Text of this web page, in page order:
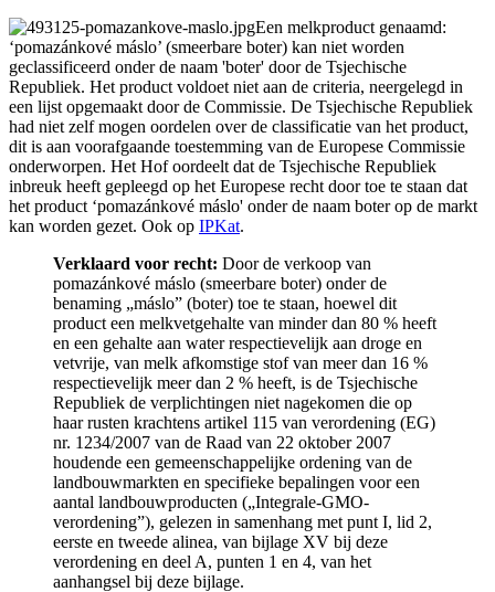
Een melkproduct genaamd:
‘pomazánkové máslo’ (smeerbare boter) kan niet worden
geclassificeerd onder de naam 'boter' door de Tsjechische
Republiek. Het product voldoet niet aan de criteria, neergelegd in
een lijst opgemaakt door de Commissie. De Tsjechische Republiek
had niet zelf mogen oordelen over de classificatie van het product,
dit is aan voorafgaande toestemming van de Europese Commissie
onderworpen. Het Hof oordeelt dat de Tsjechische Republiek
inbreuk heeft gepleegd op het Europese recht door toe te staan dat
het product ‘pomazánkové máslo' onder de naam boter op de markt
kan worden gezet. Ook op IPKat.
Verklaard voor recht: Door de verkoop van
pomazánkové máslo (smeerbare boter) onder de
benaming „máslo” (boter) toe te staan, hoewel dit
product een melkvetgehalte van minder dan 80 % heeft
en een gehalte aan water respectievelijk aan droge en
vetvrije, van melk afkomstige stof van meer dan 16 %
respectievelijk meer dan 2 % heeft, is de Tsjechische
Republiek de verplichtingen niet nagekomen die op
haar rusten krachtens artikel 115 van verordening (EG)
nr. 1234/2007 van de Raad van 22 oktober 2007
houdende een gemeenschappelijke ordening van de
landbouwmarkten en specifieke bepalingen voor een
aantal landbouwproducten („Integrale-GMO-
verordening”), gelezen in samenhang met punt I, lid 2,
eerste en tweede alinea, van bijlage XV bij deze
verordening en deel A, punten 1 en 4, van het
aanhangsel bij deze bijlage.